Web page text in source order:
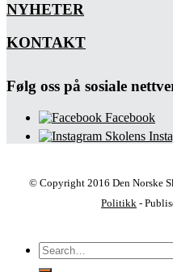
NYHETER
KONTAKT
Følg oss på sosiale
Facebook
Skolens
© Copyright 2016 Den Norske
Politikk -